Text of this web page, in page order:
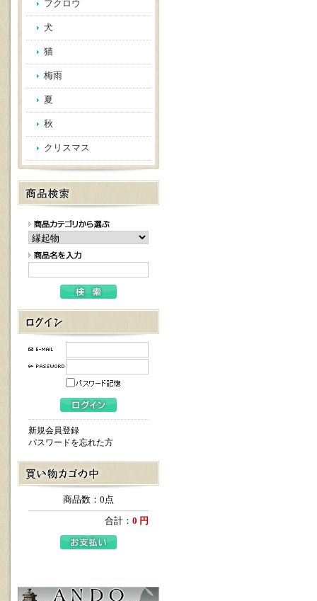
フクロウ
犬
猫
梅雨
夏
秋
クリスマス
新規会員登録
パスワードを忘れた方
商品数：0点
合計： 0 円